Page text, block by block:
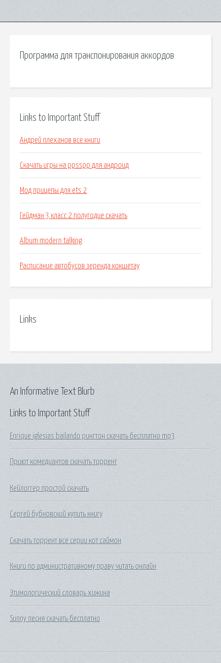
Программа для транспонирования аккордов
Links to Important Stuff
Андрей плеханов все книги
Скачать игры на ppsspp для андроид
Мод прицепы для ets 2
Гейдман 3 класс 2 полугодие скачать
Album modern talking
Расписание автобусов зеренда кокшетау
Links
Links to Important Stuff
Enrique iglesias bailando рингтон скачать бесплатно mp3
Приют комедиантов скачать торрент
Кейлоггер простой скачать
Сергей бубновский купить книгу
Скачать торрент все серии кот саймон
Книги по административному праву читать онлайн
Этимологический словарь хижина
Sunny песня скачать бесплатно
An Informative Text Blurb